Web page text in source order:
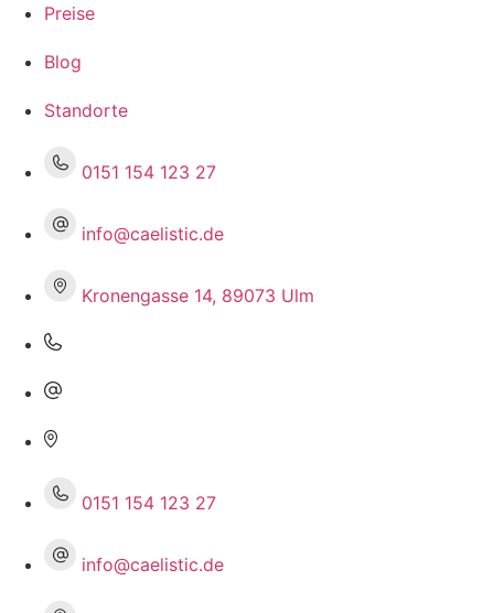
Preise
Blog
Standorte
0151 154 123 27
info@caelistic.de
Kronengasse 14, 89073 Ulm
0151 154 123 27
info@caelistic.de